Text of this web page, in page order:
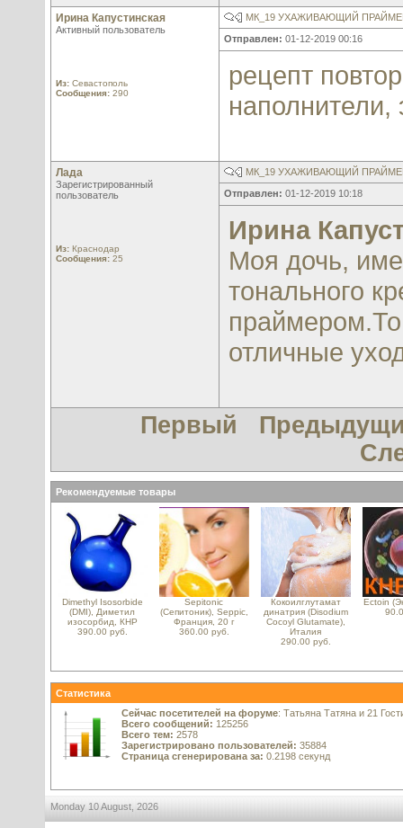
Ирина Капустинская
Активный пользователь
Из: Севастополь
Сообщения: 290
МК_19 УХАЖИВАЮЩИЙ
Отправлен: 01-12-2019 00:16
рецепт
Лада
Зарегистрированный
пользователь
Из: Краснодар
Сообщения: 25
МК_19 УХАЖИВАЮЩИЙ
Отправлен: 01-12-2019 10:18
Ирина
Моя дочь,
тонального
отличные
Первый
Рекомендуемые товары
Dimethyl Isosorbide
(DMI), Диметил
изосорбид, КНР
390.00 руб.
Sepitonic
(Сепитоник), Seppic,
Франция, 20 г
360.00 руб.
Кокоилглутамат
динатрия (Disodium
Cocoyl Glutamate),
Италия
290.00 руб.
Ectoin
Статистика
Сейчас посетителей на форуме: Татьяна Татяна и 21
Всего сообщений: 125256
Всего тем: 2578
Зарегистрировано пользователей: 35884
Страница сгенерирована за: 0.2198 секунд
Monday 10 August, 2026